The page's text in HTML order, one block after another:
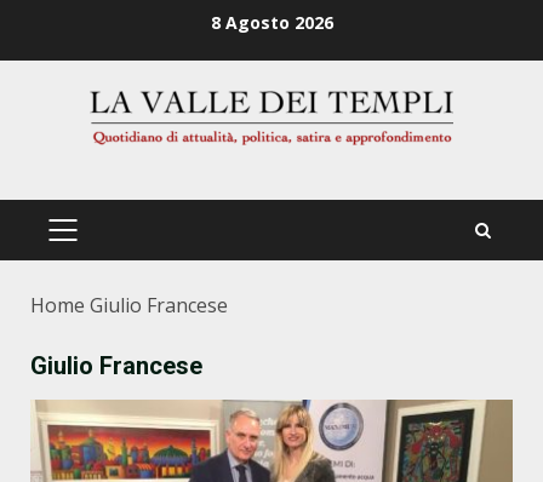
8 Agosto 2026
PRIMÄRES
Home Giulio Francese
Giulio Francese